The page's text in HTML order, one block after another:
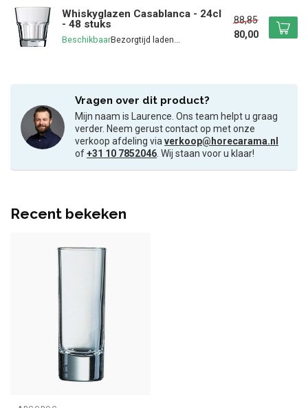
Whiskyglazen Casablanca - 24cl
- 48 stuks
Beschikbaar
88,85
80,00
Vragen over dit product?
Mijn naam is Laurence. Ons team helpt u graag
verder. Neem gerust contact op met onze
verkoop afdeling viaverkoop@horecarama.nl
of+31 10 7852046. Wij staan voor u klaar!
Recent bekeken